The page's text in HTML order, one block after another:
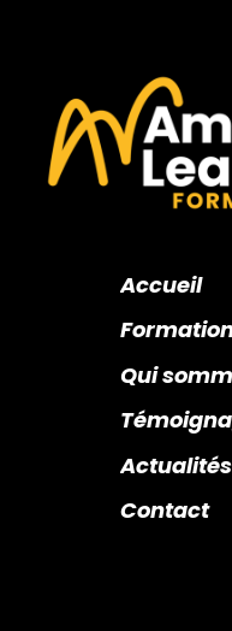
Accueil
Qui
Actualités
Contact